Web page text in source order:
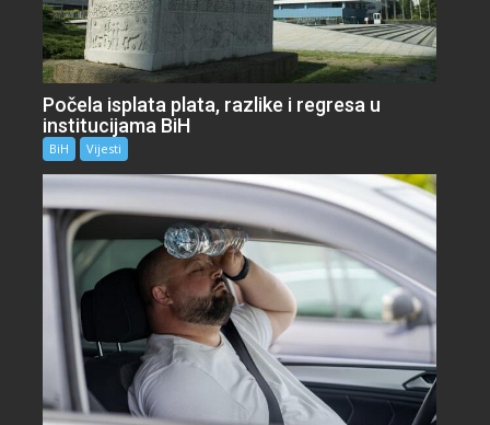
Počela isplata plata, razlike i regresa u
institucijama BiH
BiH Vijesti